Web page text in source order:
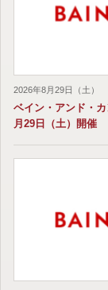
2026年8月29日（土）
ベイン・アンド・
月29日（土）開催